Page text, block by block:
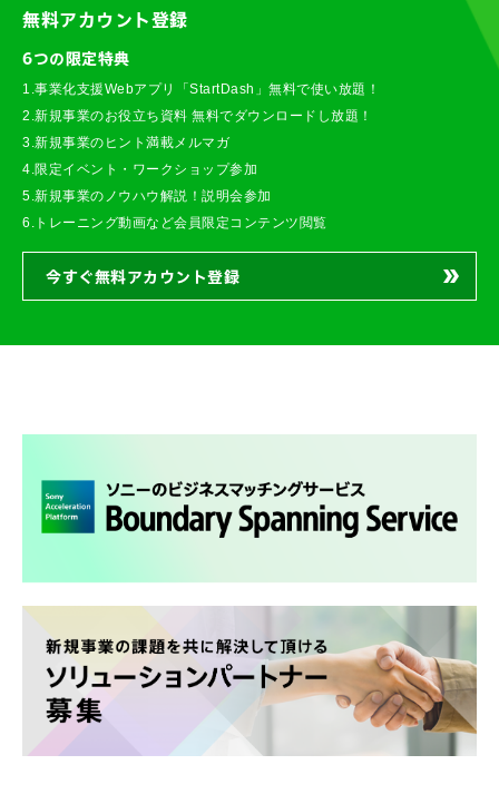
無料アカウント登録
6つの限定特典
1.事業化支援Webアプリ「StartDash」無料で使い放題！
2.新規事業のお役立ち資料 無料でダウンロードし放題！
3.新規事業のヒント満載メルマガ
4.限定イベント・ワークショップ参加
5.新規事業のノウハウ解説！説明会参加
6.トレーニング動画など会員限定コンテンツ閲覧
今すぐ無料アカウント登録